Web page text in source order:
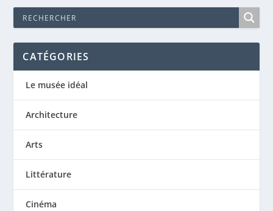
CATÉGORIES
Le musée idéal
Architecture
Arts
Littérature
Cinéma